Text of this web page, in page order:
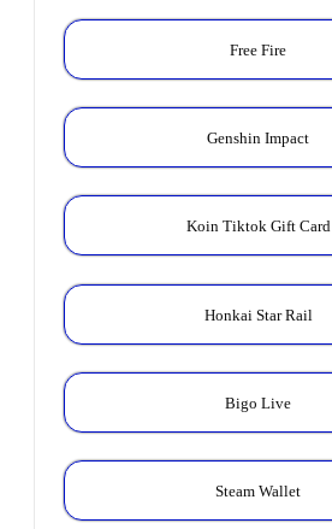
Free Fire
Genshin Impact
Koin Tiktok Gift Card
Honkai Star Rail
Bigo Live
Steam Wallet